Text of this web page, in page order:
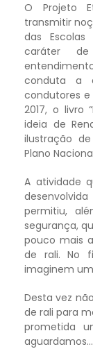
O Projeto
transmitir
das
caráter
conduta a
condutores
2017, o livro
ideia de
ilustração
Plano
A atividade
permitiu,
segurança,
pouco mais
de rali. No
imaginem
Desta vez
de rali para
prometida
aguardamos…